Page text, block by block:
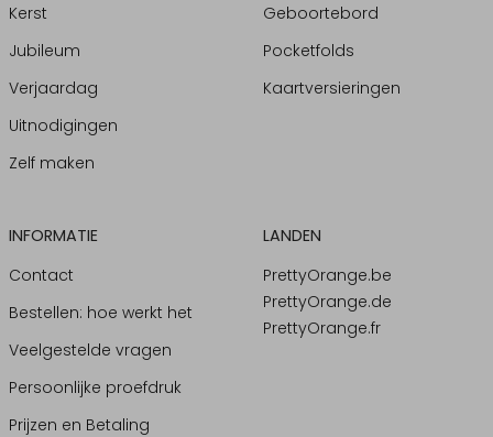
Kerst
Jubileum
Verjaardag
Uitnodigingen
Zelf maken
Geboortebord
Pocketfolds
Kaartversieringen
INFORMATIE
Contact
Bestellen: hoe werkt het
Veelgestelde vragen
Persoonlijke proefdruk
Prijzen en Betaling
LANDEN
PrettyOrange.be
PrettyOrange.de
PrettyOrange.fr